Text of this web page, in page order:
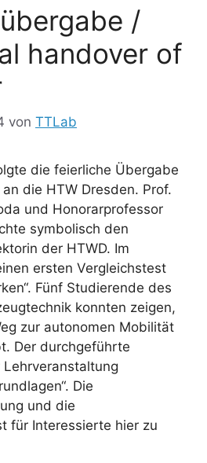
/
handover of
von TTLab
die feierliche Übergabe
die HTW Dresden. Prof.
und Honorarprofessor
symbolisch den
der HTWD. Im
ersten Vergleichstest
Fünf Studierende des
konnten zeigen,
zur autonomen Mobilität
Der durchgeführte
Die
und die
für Interessierte hier zu